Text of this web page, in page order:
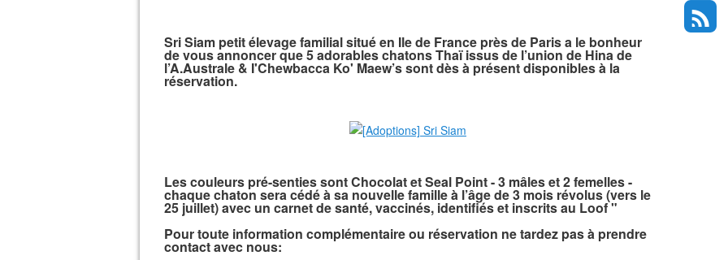
Sri Siam petit élevage familial situé en Ile de France près de Paris a le bonheur
de vous annoncer que 5 adorables chatons Thaï issus de l’union de Hina de
l’A.Australe & I'Chewbacca Ko' Maew’s sont dès à présent disponibles à la
réservation.
Les couleurs pré-senties sont Chocolat et Seal Point - 3 mâles et 2 femelles -
chaque chaton sera cédé à sa nouvelle famille à l’âge de 3 mois révolus (vers le
25 juillet) avec un carnet de santé, vaccinés, identifiés et inscrits au Loof "
Pour toute information complémentaire ou réservation ne tardez pas à prendre
contact avec nous: